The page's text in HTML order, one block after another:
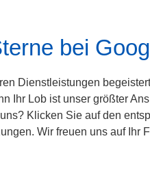
bei
Dienstleistungen
Ihr Lob ist unser größter
Klicken Sie auf den
Wir freuen uns auf Ihr